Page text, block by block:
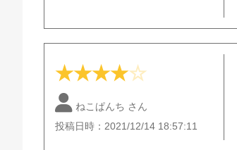
★★★★☆
ねこぱんち さん
投稿日時：2021/12/14 18:57:11